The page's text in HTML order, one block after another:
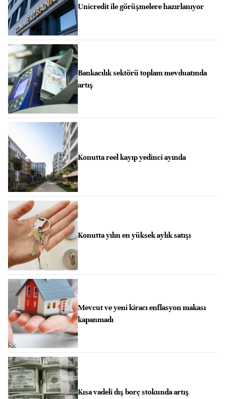
Unicredit ile görüşmelere hazırlanıyor
Bankacılık sektörü toplam mevduatında
artış
Konutta reel kayıp yedinci ayında
Konutta yılın en yüksek aylık satışı
Mevcut ve yeni kiracı enflasyon makası
kapanmadı
Kısa vadeli dış borç stokunda artış